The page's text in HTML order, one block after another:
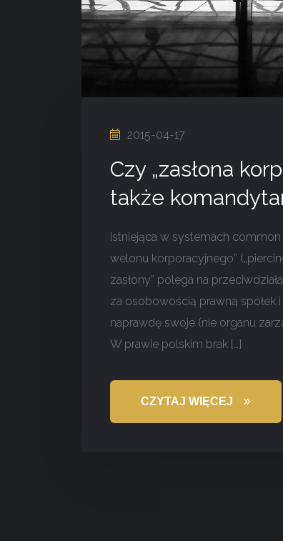
2015-04-17
Czy „zasłona
także
Istniejąca w systemach
welonu korporacyjnego”
zasłony” polega na
za osobowością prawną spółek
naprawdę swoje (nie organu
W prawie polskim brak […]
CZYTAJ WIĘCEJ